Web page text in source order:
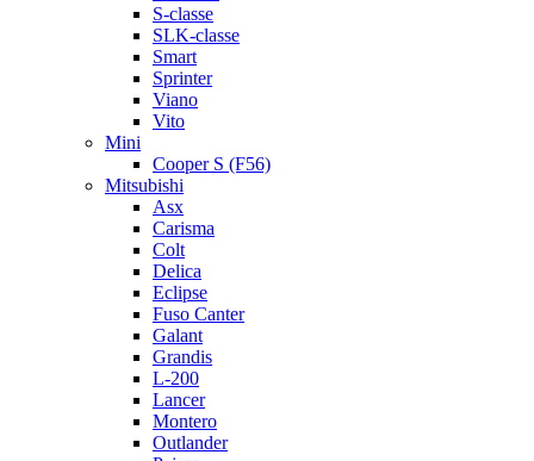
S-classe
SLK-classe
Smart
Sprinter
Viano
Vito
Mini
Cooper S (F56)
Mitsubishi
Asx
Carisma
Colt
Delica
Eclipse
Fuso Canter
Galant
Grandis
L-200
Lancer
Montero
Outlander